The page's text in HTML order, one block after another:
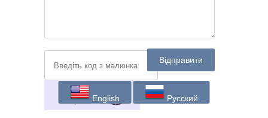
Відправити
English Русский